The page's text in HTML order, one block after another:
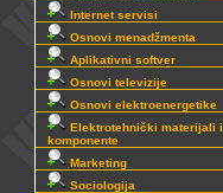
Internet servisi
Osnovi menadžmenta
Aplikativni softver
Osnovi televizije
Osnovi elektroenergetike
Elektrotehnički materijali i
komponente
Marketing
Sociologija